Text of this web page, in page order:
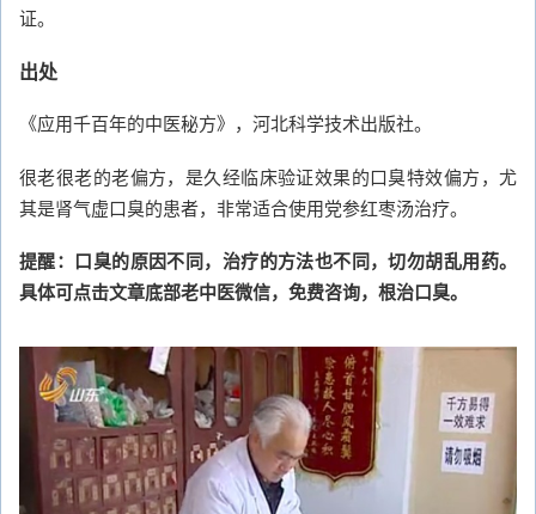
证。
出处
《应用千百年的中医秘方》，河北科学技术出版社。
很老很老的老偏方，是久经临床验证效果的口臭特效偏方，尤
其是肾气虚口臭的患者，非常适合使用党参红枣汤治疗。
提醒：口臭的原因不同，治疗的方法也不同，切勿胡乱用药。
具体可点击文章底部老中医微信，免费咨询，根治口臭。